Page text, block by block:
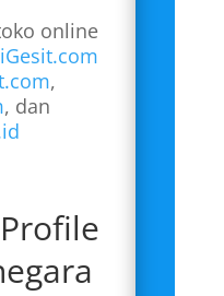
online
,
, dan